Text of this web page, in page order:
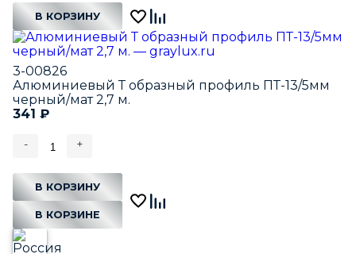
В КОРЗИНУ
3-00826
Алюминиевый Т образный профиль ПТ-13/5мм
черный/мат 2,7 м.
341 ₽
- +
В КОРЗИНУ
В КОРЗИНЕ